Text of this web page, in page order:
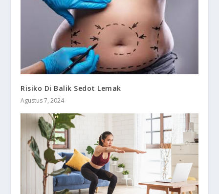
Risiko Di Balik Sedot Lemak
Agustus 7, 2024